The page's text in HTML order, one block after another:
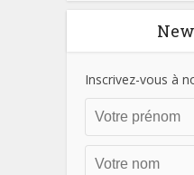
Inscrivez-vous à